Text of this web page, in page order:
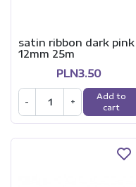
satin ribbon dark pink
12mm 25m
PLN3.50
- +
Add to
cart